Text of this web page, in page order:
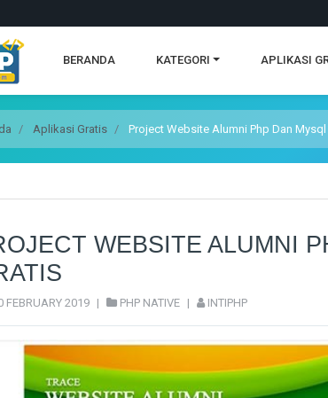
BERANDA KATEGORI APLIKASI
Aplikasi Gratis Project Website Alumni Php Dan
WEBSITE ALUMNI
FEBRUARY 2019 | PHP NATIVE | INTIPHP